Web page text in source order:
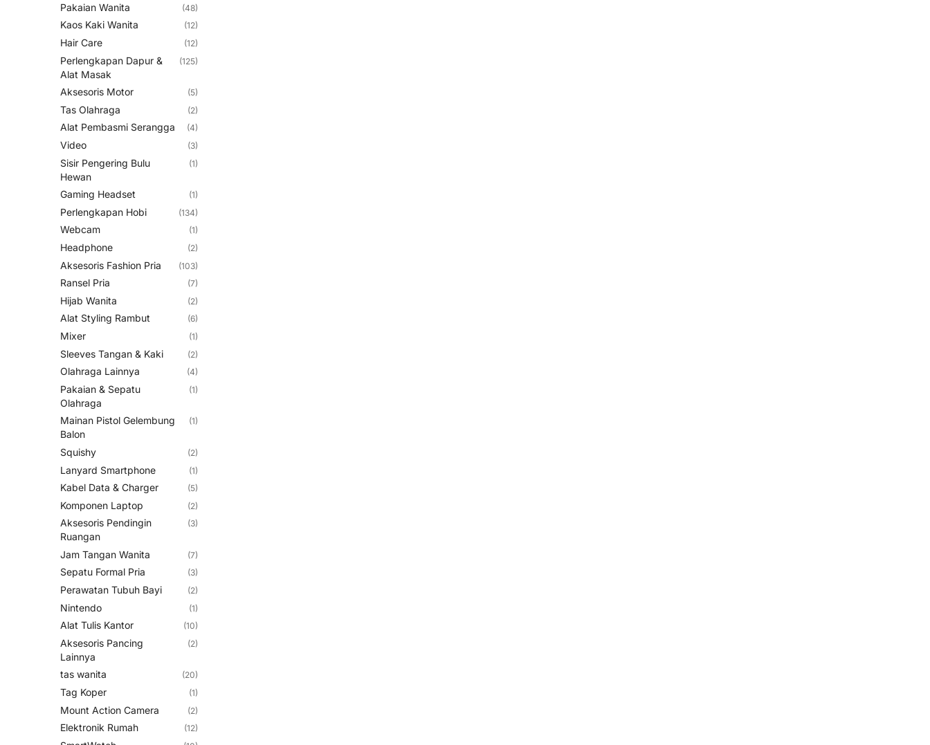
Pakaian Wanita (48)
Kaos Kaki Wanita (12)
Hair Care (12)
Perlengkapan Dapur &
Alat Masak
(125)
Aksesoris Motor (5)
Tas Olahraga (2)
Alat Pembasmi Serangga (4)
Video (3)
Sisir Pengering Bulu
Hewan
(1)
Gaming Headset (1)
Perlengkapan Hobi (134)
Webcam (1)
Headphone (2)
Aksesoris Fashion Pria (103)
Ransel Pria (7)
Hijab Wanita (2)
Alat Styling Rambut (6)
Mixer (1)
Sleeves Tangan & Kaki (2)
Olahraga Lainnya (4)
Pakaian & Sepatu
Olahraga
(1)
Mainan Pistol Gelembung
Balon
(1)
Squishy (2)
Lanyard Smartphone (1)
Kabel Data & Charger (5)
Komponen Laptop (2)
Aksesoris Pendingin
Ruangan
(3)
Jam Tangan Wanita (7)
Sepatu Formal Pria (3)
Perawatan Tubuh Bayi (2)
Nintendo (1)
Alat Tulis Kantor (10)
Aksesoris Pancing
Lainnya
(2)
tas wanita (20)
Tag Koper (1)
Mount Action Camera (2)
Elektronik Rumah (12)